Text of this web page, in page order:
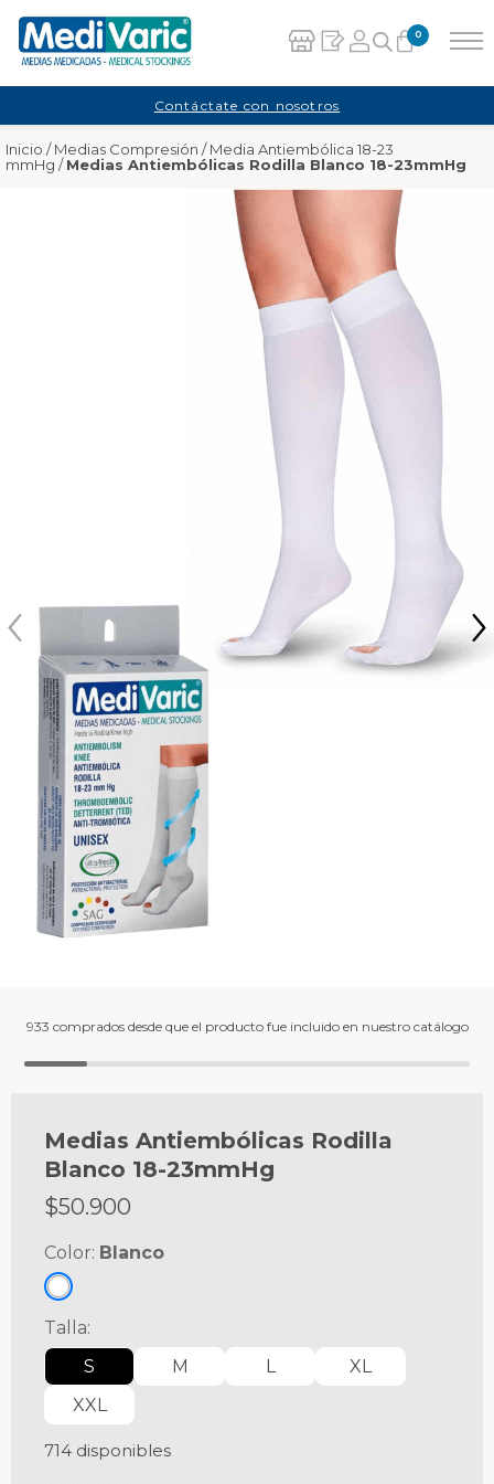
0
Carrito
No hay productos en el carrito.
Contáctate con nosotros
Inicio /Medias Compresión /Media Antiembólica 18-23
mmHg /Medias Antiembólicas Rodilla Blanco 18-23mmHg
933 comprados desde que el producto fue incluido en nuestro catálogo
Medias Antiembólicas Rodilla
Blanco 18-23mmHg
$50.900
Color: Blanco
Talla:
S
M L
XL
XXL
714 disponibles